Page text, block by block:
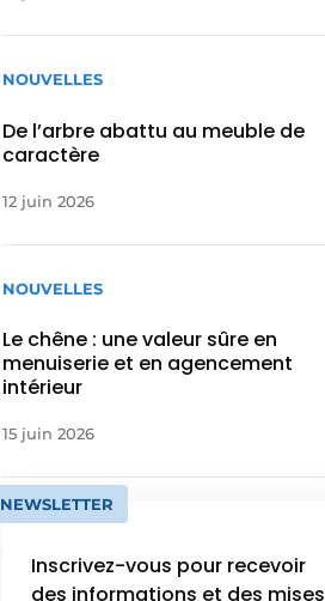
NOUVELLES
De l’arbre abattu au meuble de
caractère
12 juin 2026
NOUVELLES
Le chêne : une valeur sûre en
menuiserie et en agencement
intérieur
15 juin 2026
NEWSLETTER
Inscrivez-vous pour recevoir
des informations et des mises